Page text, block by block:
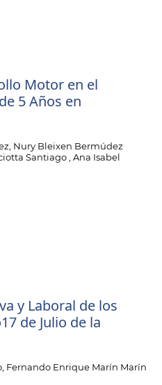
Motor en el
5 Años en
Nury Bleixen Bermúdez
Santiago , Ana Isabel
y Laboral de los
de Julio de la
Fernando Enrique Marín Marín